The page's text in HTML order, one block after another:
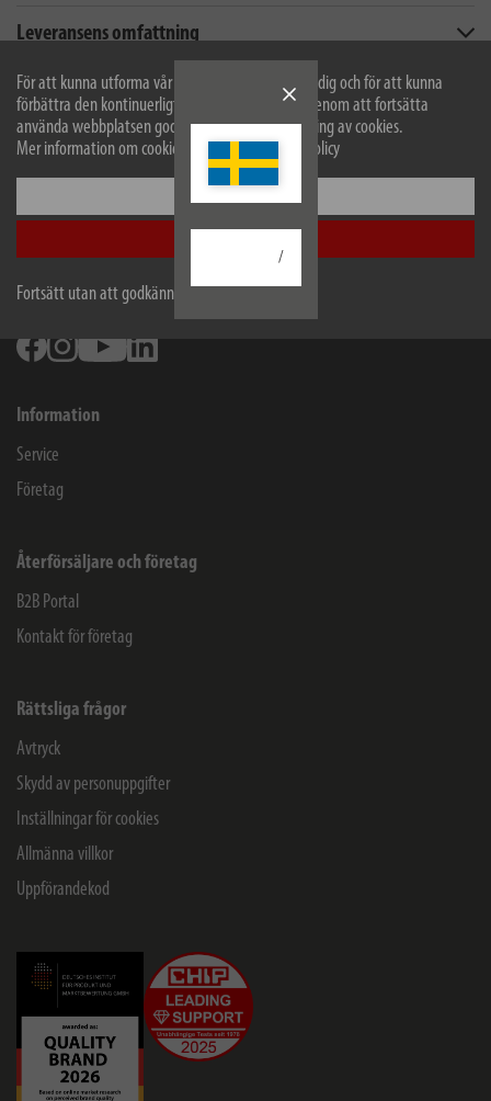
För att kunna utforma vår webbplats optimalt för dig och för att kunna
förbättra den kontinuerligt använder vi cookies. Genom att fortsätta
använda webbplatsen godkänner du vår användning av cookies.
Mer information om cookies finns i vår sekretesspolicy
Fortsätt utan att godkänna
/
Leveransens omfattning
Nedladdningar
All products are subject to technical changes
Seestraße 1-3
72074Tübingen
FacebookInstagramYoutubeLinkedin
Information
Service
Företag
Återförsäljare och företag
B2B Portal
Kontakt för företag
Rättsliga frågor
Avtryck
Skydd av personuppgifter
Inställningar för cookies
Allmänna villkor
Uppförandekod